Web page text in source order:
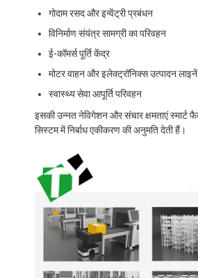
इलेक्ट्रिक पैलेट टेलीस्कोपिक फोर्क
वाणिज्यिक रोबोट
गोदाम रसद और इन्वेंट्री प्रबंधन
विनिर्माण संयंत्र सामग्री का परिवहन
ई-कॉमर्स पूर्ति केंद्र
मोटर वाहन और इलेक्ट्रॉनिक्स उत्पादन लाइनें
स्वास्थ्य सेवा आपूर्ति परिवहन
इसकी उन्नत नेविगेशन और संचार क्षमताएं स्मार्ट
सिस्टम में निर्बाध एकीकरण की अनुमति देती हैं।